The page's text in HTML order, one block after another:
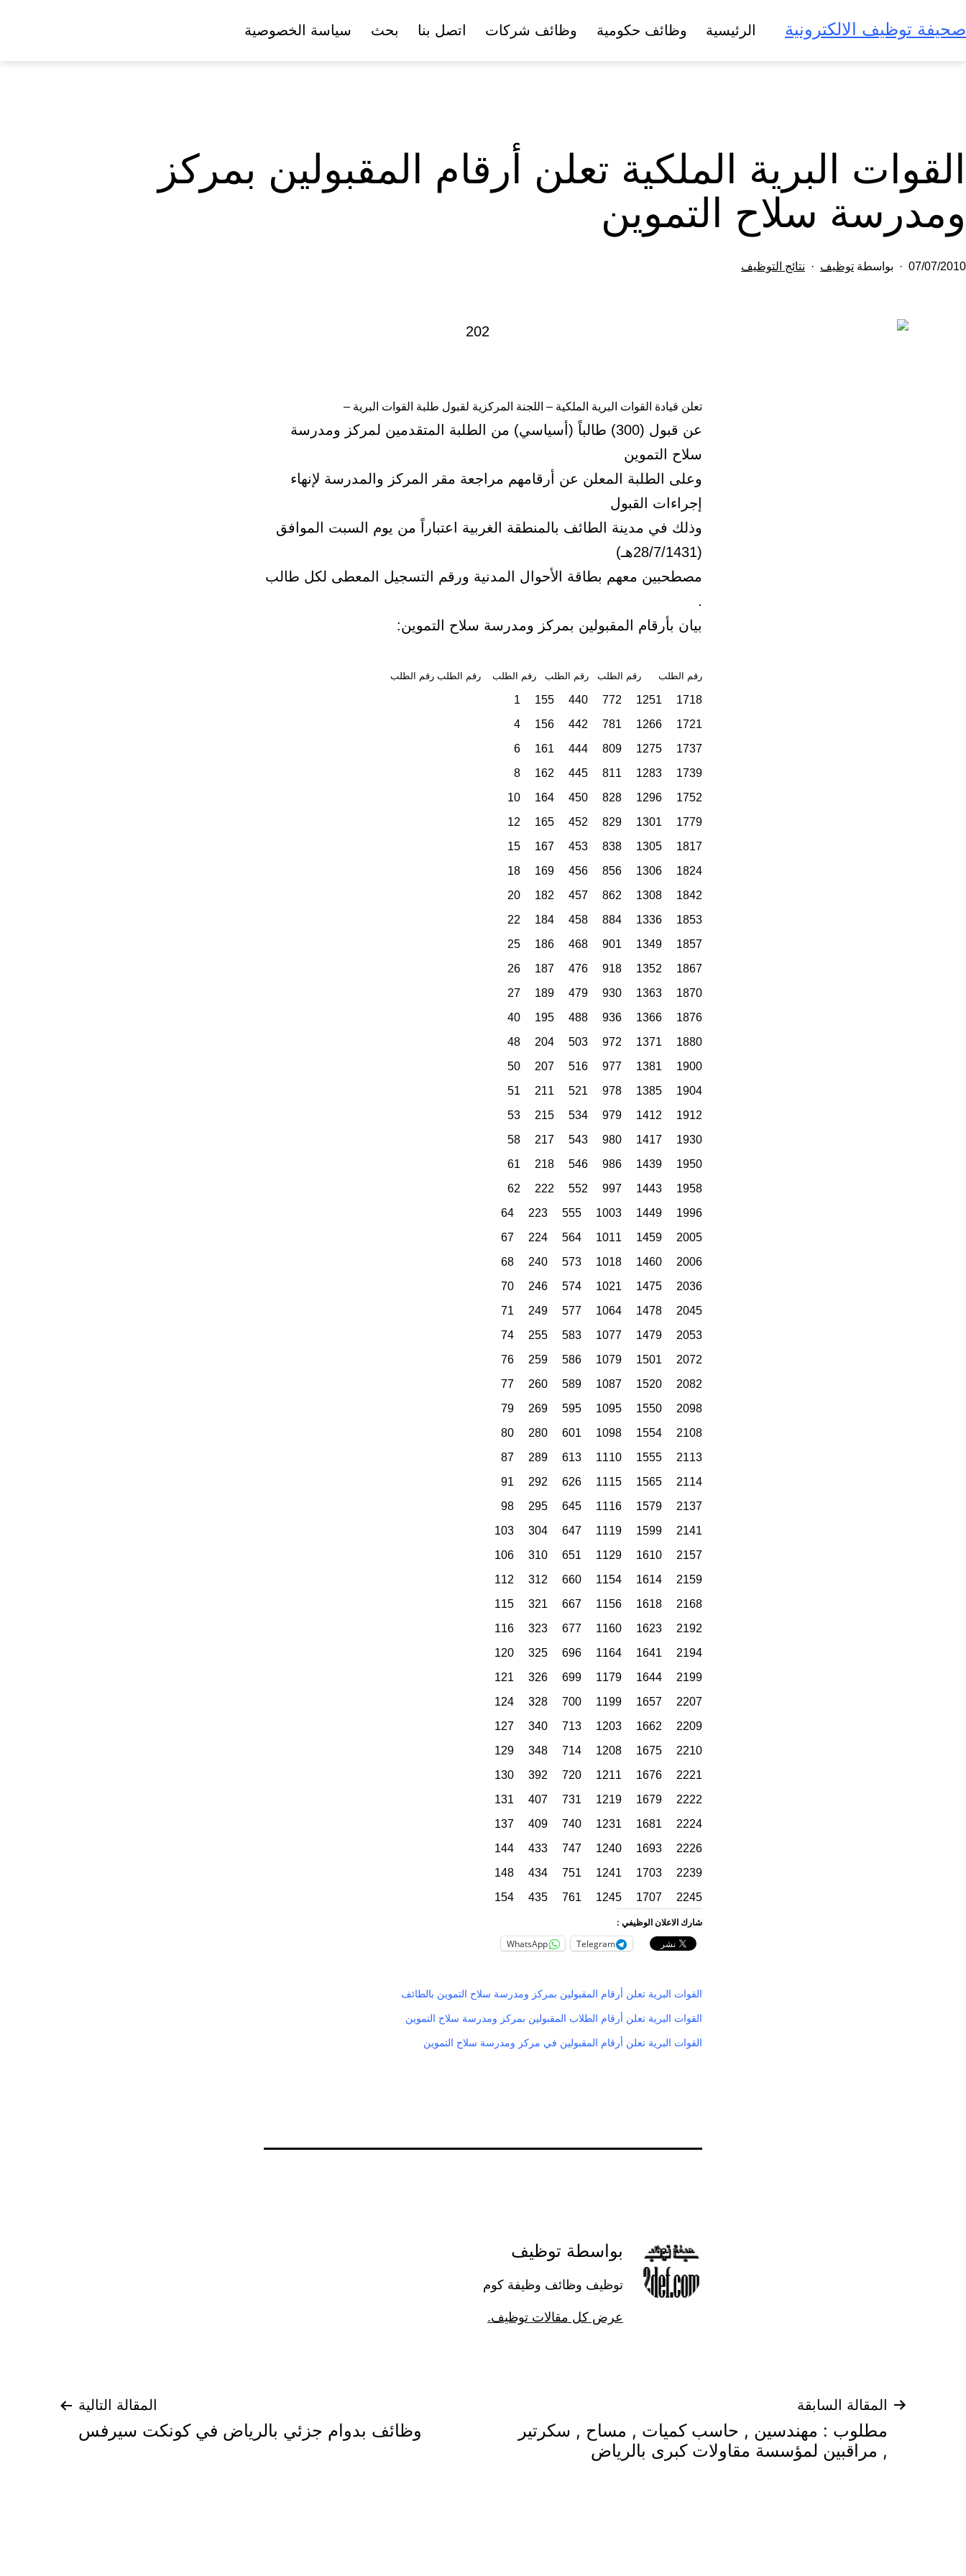
إلى
المحتوى
صحيفة توظيف الالكترونية الرئيسية وظائف حكومية وظائف شركات اتصل بنا بحث سياسة الخصوصية
القوات البرية الملكية تعلن أرقام المقبولين بمركز
ومدرسة سلاح التموين
تم
07/07/2010 بواسطة توظيف نتائج التوظيف
تعلن قيادة القوات البرية الملكية – اللجنة المركزية لقبول طلبة القوات البرية –
عن قبول (300) طالباً (أسياسي) من الطلبة المتقدمين لمركز ومدرسة
سلاح التموين
وعلى الطلبة المعلن عن أرقامهم مراجعة مقر المركز والمدرسة لإنهاء
إجراءات القبول
وذلك في مدينة الطائف بالمنطقة الغربية اعتباراً من يوم السبت الموافق
(28/7/1431هـ)
مصطحبين معهم بطاقة الأحوال المدنية ورقم التسجيل المعطى لكل طالب
.
بيان بأرقام المقبولين بمركز ومدرسة سلاح التموين:
رقم الطلب رقم الطلب رقم الطلب رقم الطلب رقم الطلب رقم الطلب
1718 1251 772 440 155 1
1721 1266 781 442 156 4
1737 1275 809 444 161 6
1739 1283 811 445 162 8
1752 1296 828 450 164 10
1779 1301 829 452 165 12
1817 1305 838 453 167 15
1824 1306 856 456 169 18
1842 1308 862 457 182 20
1853 1336 884 458 184 22
1857 1349 901 468 186 25
1867 1352 918 476 187 26
1870 1363 930 479 189 27
1876 1366 936 488 195 40
1880 1371 972 503 204 48
1900 1381 977 516 207 50
1904 1385 978 521 211 51
1912 1412 979 534 215 53
1930 1417 980 543 217 58
1950 1439 986 546 218 61
1958 1443 997 552 222 62
1996 1449 1003 555 223 64
2005 1459 1011 564 224 67
2006 1460 1018 573 240 68
2036 1475 1021 574 246 70
2045 1478 1064 577 249 71
2053 1479 1077 583 255 74
2072 1501 1079 586 259 76
2082 1520 1087 589 260 77
2098 1550 1095 595 269 79
2108 1554 1098 601 280 80
2113 1555 1110 613 289 87
2114 1565 1115 626 292 91
2137 1579 1116 645 295 98
2141 1599 1119 647 304 103
2157 1610 1129 651 310 106
2159 1614 1154 660 312 112
2168 1618 1156 667 321 115
2192 1623 1160 677 323 116
2194 1641 1164 696 325 120
2199 1644 1179 699 326 121
2207 1657 1199 700 328 124
2209 1662 1203 713 340 127
2210 1675 1208 714 348 129
2221 1676 1211 720 392 130
2222 1679 1219 731 407 131
2224 1681 1231 740 409 137
2226 1693 1240 747 433 144
2239 1703 1241 751 434 148
2245 1707 1245 761 435 154
شارك الاعلان الوظيفي :
Telegram
WhatsApp
القوات البرية تعلن أرقام المقبولين بمركز ومدرسة سلاح التموين بالطائف
القوات البرية تعلن أرقام الطلاب المقبولين بمركز ومدرسة سلاح التموين
القوات البرية تعلن أرقام المقبولين في مركز ومدرسة سلاح التموين
بواسطة توظيف
توظيف وظائف وظيفة كوم
عرض كل مقالات توظيف.
تصفّح
المقالات
المقالة السابقة
مطلوب : مهندسين , حاسب كميات , مساح , سكرتير
, مراقبين لمؤسسة مقاولات كبرى بالرياض
المقالة التالية
وظائف بدوام جزئي بالرياض في كونكت سيرفس